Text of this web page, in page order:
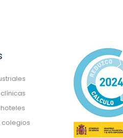
colegios